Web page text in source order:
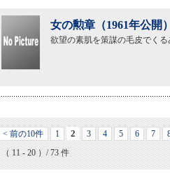
女の勲章（1961年公開）
欲望の素肌を策謀の毛皮でく
< 前の10件 1 2 3 4 5 6 7
（ 11 - 20 ）/ 73 件